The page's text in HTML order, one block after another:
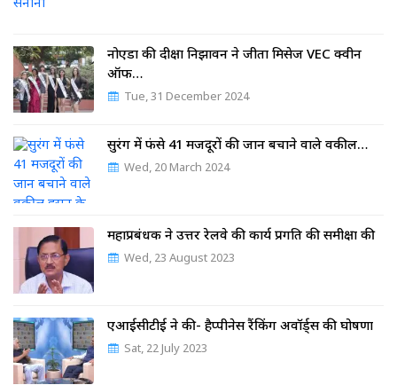
नोएडा की दीक्षा निझावन ने जीता मिसेज VEC क्वीन
ऑफ…
Tue, 31 December 2024
सुरंग में फंसे 41 मजदूरों की जान बचाने वाले वकील…
Wed, 20 March 2024
महाप्रबंधक ने उत्तर रेलवे की कार्य प्रगति की समीक्षा की
Wed, 23 August 2023
एआईसीटीई ने की- हैप्पीनेस रैंकिंग अवॉर्ड्स की घोषणा
Sat, 22 July 2023